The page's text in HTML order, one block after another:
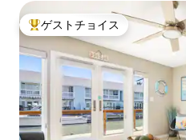
大好評のゲストチョイスです。
ゲストチョイス